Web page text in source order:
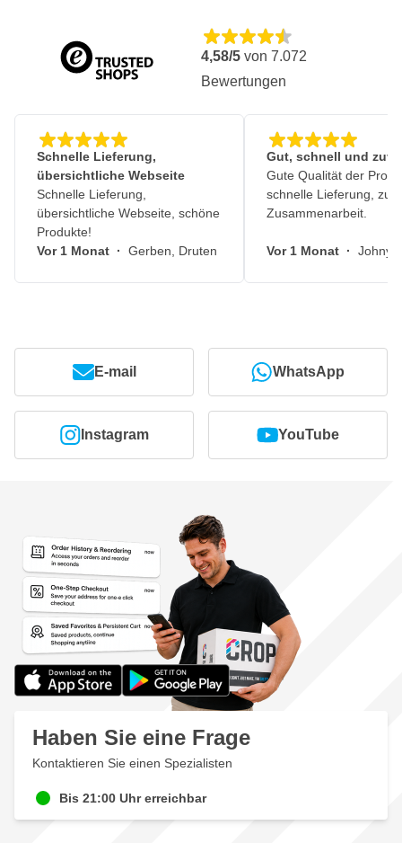
4,58/5 von 7.072
Bewertungen
Schnelle Lieferung,
übersichtliche Webseite
Schnelle Lieferung,
übersichtliche Webseite, schöne
Produkte!
Vor 1 Monat · Gerben, Druten
Gut, schnell und
Gute Qualität der
schnelle Lieferung,
Zusammenarbeit.
Vor 1 Monat · Johny,
E-mail WhatsApp
Instagram YouTube
Haben Sie eine Frage
Kontaktieren Sie einen Spezialisten
Bis 21:00 Uhr erreichbar